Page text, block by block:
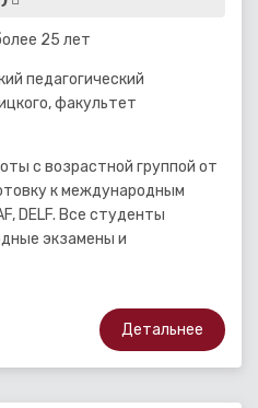
25 лет
педагогический
факультет
с возрастной группой от
к международным
DELF. Все студенты
экзамены и
Детальнее